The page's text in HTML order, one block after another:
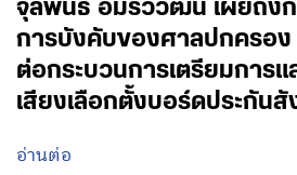
จุลพันธ์ อมรวิวัฒน์ เผยถึง
การบังคับของศาลปกครอง
ต่อกระบวนการเตรียมการ
เสียงเลือกตั้งบอร์ดประกัน
อ่านต่อ